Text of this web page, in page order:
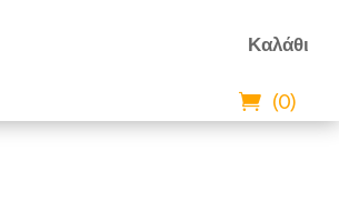
Καλάθι
(0)